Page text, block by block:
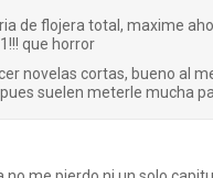
de flojera total, maxime
que horror
novelas cortas, bueno al
suelen meterle mucha